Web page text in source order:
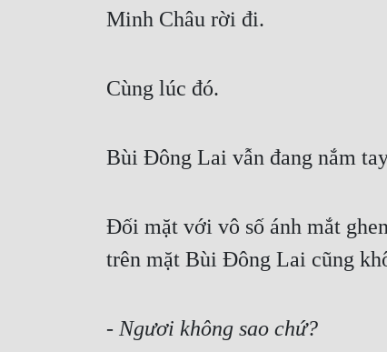
Minh Châu rời đi.
Cùng lúc đó.
Bùi Đông Lai vẫn đang nắm
Đối mặt với vô số ánh mắt
trên mặt Bùi Đông Lai cũng
- Ngươi không sao chứ?